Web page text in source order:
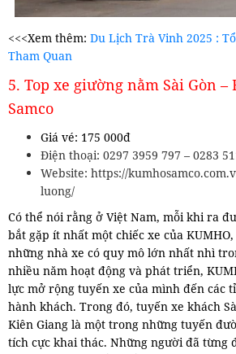
<<<Xem thêm: Du Lịch Trà Vinh 2025 :
Tham Quan
5. Top xe giường nằm Sài Gòn –
Samco
Giá vé: 175 000đ
Điện thoại: 0297 3959 797 – 0283
Website: https://
luong/
Có thể nói rằng ở Việt Nam, mỗi khi ra
bắt gặp ít nhất một chiếc xe của
những nhà xe có quy mô lớn nhất nhì
nhiều năm hoạt động và phát triển,
lực mở rộng tuyến xe của mình đến các
hành khách. Trong đó, tuyến xe khách
Kiên Giang là một trong những tuyến
tích cực khai thác. Những người đã từng